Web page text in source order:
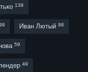
139
Иван Лютый 98
59
49